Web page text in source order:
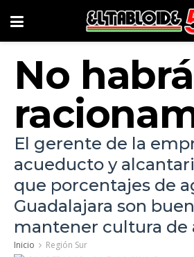
No habrá
El gerente de la
acueducto y
que porcentajes de
Guadalajara son
mantener cultura de
Inicio Región Sur